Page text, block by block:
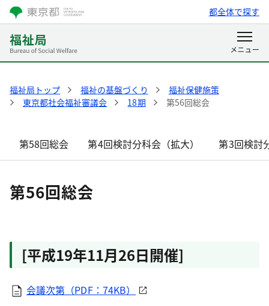
都全体で探す
福祉局トップ 福祉の基盤づくり
福祉保健施策
東京都社会福祉審議会
18期 第56回総会
第58回総会 第4回検討分科会（拡大） 第3回検討
第56回総会
[平成19年11月26日開催]
会議次第（PDF：74KB）